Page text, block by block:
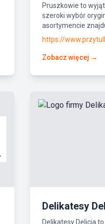
Pruszkowie to
szeroki wybór
asortymencie
https://
Zobacz więcej →
Delikatesy
Delikatesy Delicja